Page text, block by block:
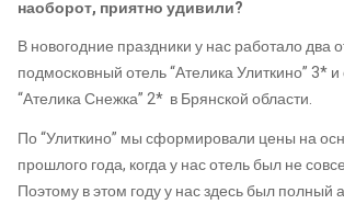
наоборот, приятно удивили?
В новогодние праздники у нас работало два
подмосковный отель “Ателика Улиткино” 3*
“Ателика Снежка” 2* в Брянской области.
По “Улиткино” мы сформировали цены на
прошлого года, когда у нас отель был не
Поэтому в этом году у нас здесь был полный